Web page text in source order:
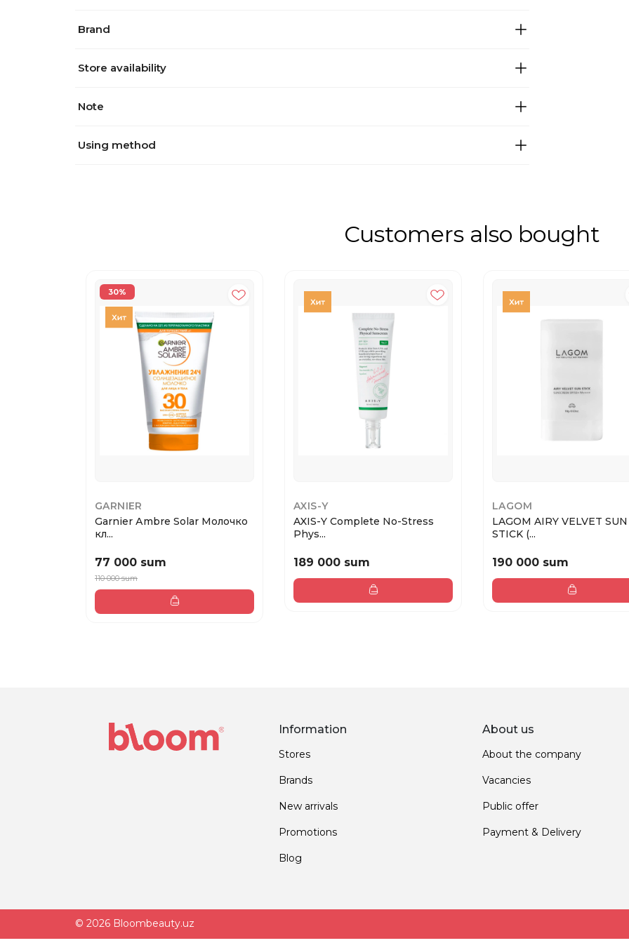
Brand
Store availability
Note
Using method
Customers also bought
30%
GARNIER
Garnier Аmbre Solar Молочко
кл...
77 000 sum
110 000 sum
AXIS-Y
AXIS-Y Complete No-Stress
Phys...
189 000 sum
LAGOM
LAGOM AIRY VELVET SUN
STICK (...
190 000 sum
Information
Stores
Brands
New arrivals
Promotions
Blog
About us
About the company
Vacancies
Public offer
Payment & Delivery
© 2026 Bloombeauty.uz